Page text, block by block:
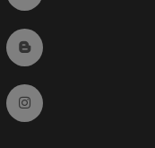
Ir al Blog (abre en
Ir a Instagram (abre